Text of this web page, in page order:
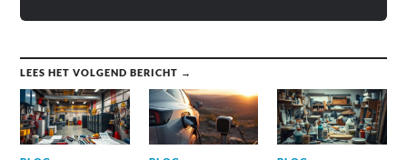
LEES HET VOLGEND BERICHT →